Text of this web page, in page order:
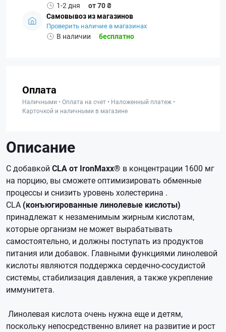
1-2 дня
от 70 ₴
Самовывоз из магазинов
Проверить наличие в магазинах
В наличии бесплатно
Оплата
Наличными • Оплата на счет • Наложенный платеж •
Карточкой и наличными в магазине
Описание
С добавкой CLA от IronMaxx® в концентрации 1600 мг
на порцию, вы сможете оптимизировать обменные
процессы и снизить уровень холестерина .
CLA (конъюгированные линолевые кислоты)
принадлежат к незаменимым жирным кислотам,
которые организм не может вырабатывать
самостоятельно, и должны поступать из продуктов
питания или добавок. Главными функциями линолевой
кислоты являются поддержка сердечно-сосудистой
системы, стабилизация давления, а также укрепление
иммунитета.
Линолевая кислота очень нужна еще и детям,
поскольку непосредственно влияет на развитие и рост